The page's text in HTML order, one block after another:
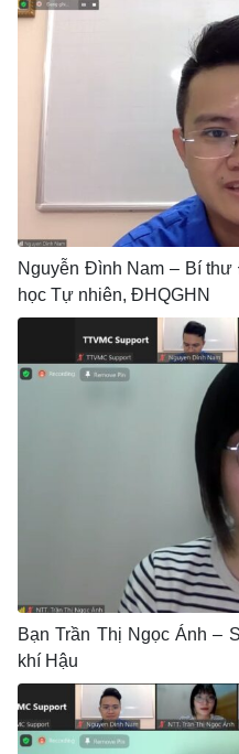
Nguyễn Đình Nam – Bí
học Tự nhiên, ĐHQGHN
Bạn Trần Thị Ngọc Ánh –
khí Hậu